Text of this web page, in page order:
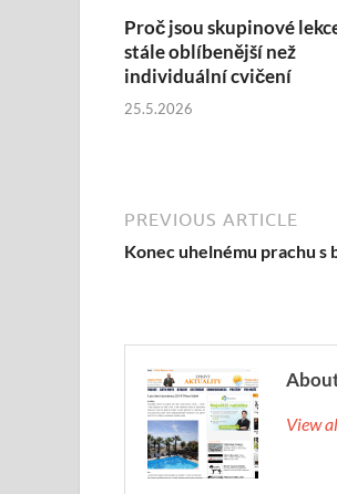
Proč jsou skupinové
stále oblíbenější než
individuální cvičení
25.5.2026
PREVIOUS ARTICLE
Konec uhelnému prachu s
View